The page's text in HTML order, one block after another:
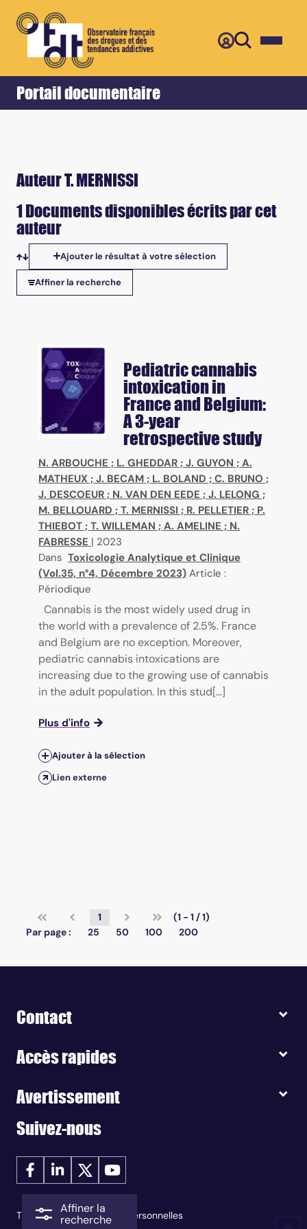
Affiner la
recherche
Portail documentaire
Accueil Retour
Auteur T. MERNISSI
1 Documents disponibles écrits par cet
auteur
Tris disponibles
Ajouter le résultat à votre sélection
Affiner la recherche
Pediatric cannabis
intoxication in
France and Belgium:
A 3-year
retrospective study
N. ARBOUCHE ; L. GHEDDAR ; J. GUYON ; A.
MATHEUX ; J. BECAM ; L. BOLAND ; C. BRUNO ;
J. DESCOEUR ; N. VAN DEN EEDE ; J. LELONG ;
M. BELLOUARD ; T. MERNISSI ; R. PELLETIER ; P.
THIEBOT ; T. WILLEMAN ; A. AMELINE ; N.
FABRESSE | 2023
Dans Toxicologie Analytique et Clinique
(Vol.35, n°4, Décembre 2023) Article :
Périodique
Cannabis is the most widely used drug in
the world with a prevalence of 2.5%. France
and Belgium are no exception. Moreover,
pediatric cannabis intoxications are
increasing due to the growing use of cannabis
in the adult population. In this stud[...]
Plus d'info
Ajouter à la sélection
Lien externe
1
(1 - 1 / 1)
Par page :
25 50 100 200
Contact
Accès rapides
Avertissement
Suivez-nous
Traitement des données personnelles